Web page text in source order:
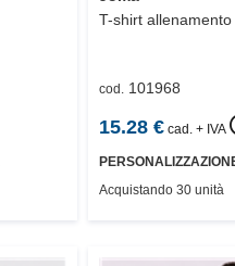
T-shirt allenamento
cod. 101968
15.28 € cad. + IVA
Acquistando 30 unità